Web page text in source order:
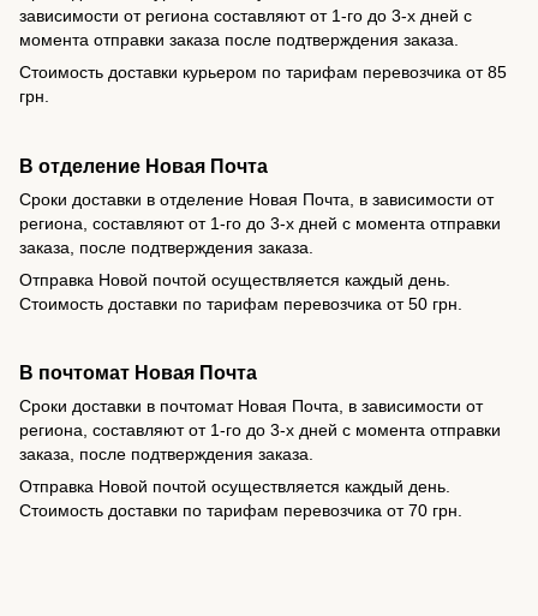
зависимости от региона составляют от 1-го до 3-х дней с
момента отправки заказа после подтверждения заказа.
Стоимость доставки курьером по тарифам перевозчика от 85
грн.
В отделение Новая Почта
Сроки доставки в отделение Новая Почта, в зависимости от
региона, составляют от 1-го до 3-х дней с момента отправки
заказа, после подтверждения заказа.
Отправка Новой почтой осуществляется каждый день.
Стоимость доставки по тарифам перевозчика от 50 грн.
В почтомат Новая Почта
Сроки доставки в почтомат Новая Почта, в зависимости от
региона, составляют от 1-го до 3-х дней с момента отправки
заказа, после подтверждения заказа.
Отправка Новой почтой осуществляется каждый день.
Стоимость доставки по тарифам перевозчика от 70 грн.